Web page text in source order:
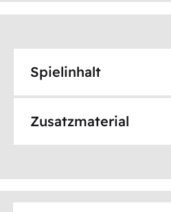
Spielinhalt
Zusatzmaterial